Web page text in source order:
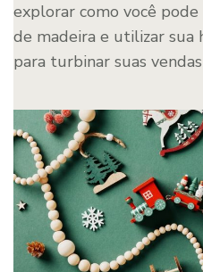
explorar como você
de madeira e utilizar sua
para turbinar suas